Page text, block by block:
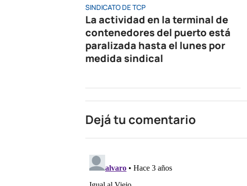
SINDICATO DE TCP
La actividad en la terminal de
contenedores del puerto está
paralizada hasta el lunes por
medida sindical
Dejá tu comentario